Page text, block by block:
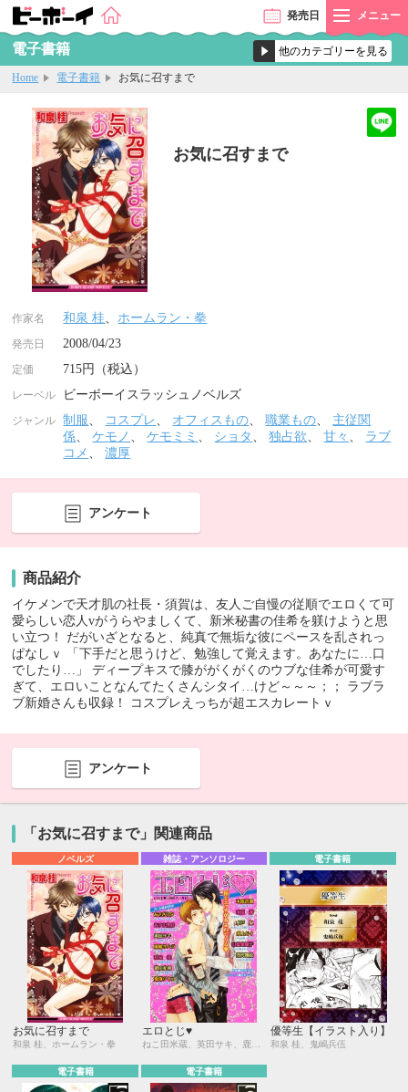
発売日 メニュー
電子書籍
Home 電子書籍 お気に召すまで
お気に召すまで
作家名 和泉 桂、ホームラン・拳
発売日 2008/04/23
定価 715円（税込）
レーベル ビーボーイスラッシュノベルズ
ジャンル 制服、 コスプレ 、 オフィスもの、職業もの、 主従関
係、ケモノ 、ケモミミ 、 ショタ 、独占欲、甘々 、 ラブ
コメ 、濃厚
アンケート
商品紹介
イケメンで天才肌の社長・須賀は、友人ご自慢の従順でエロくて可
愛らしい恋人vがうらやましくて、新米秘書の佳希を躾けようと思
い立つ！ だがいざとなると、純真で無垢な彼にペースを乱されっ
ぱなしｖ 「下手だと思うけど、勉強して覚えます。あなたに…口
でしたり…」 ディープキスで膝ががくがくのウブな佳希が可愛す
ぎて、エロいことなんてたくさんシタイ…けど～～～；； ラブラ
ブ新婚さんも収録！ コスプレえっちが超エスカレートｖ
アンケート
「お気に召すまで」関連商品
ノベルズ
お気に召すまで
和泉 桂、ホームラン・拳
雑誌・アンソロジー
エロとじ♥
電子書籍
優等生【イラスト入り】
和泉 桂、鬼嶋兵伍
電子書籍 電子書籍